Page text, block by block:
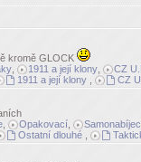
kromě GLOCK
1911 a její klony CZ
1911 a její klony, CZ
Opakovací
Ostatní dlouhé,